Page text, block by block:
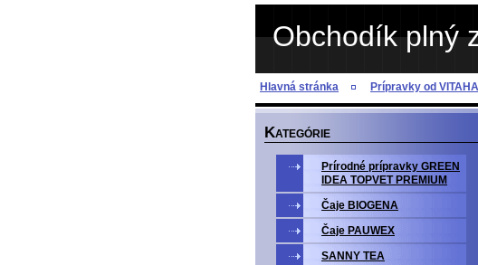
Obchodík plný
Hlavná stránka Prípravky od
KATEGÓRIE
Prírodné prípravky GREEN
IDEA TOPVET PREMIUM
Čaje BIOGENA
Čaje PAUWEX
SANNY TEA